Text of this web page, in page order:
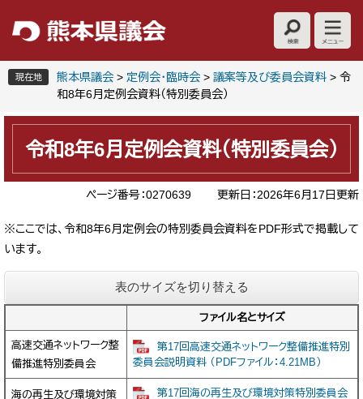
の
ー
現在地 熊本県議会 > 定例会・臨時会 > 議案等及び委員会資料 > 令
和8年6月定例会資料（特別委員会）
本
令和8年6月定例会資料（特別委員会）
ページ番号：0270639 更新日：2026年6月17日更新
※ここでは、令和8年6月定例会の特別委員会資料をPDF形式で掲載して
います。
表のサイズを切り替える
ファイル名とサイズ
高速交通ネットワーク整
備推進特別委員会
第17回高速交通ネットワーク整備推進特別
委員会説明資料 （PDFファイル：4.21MB）
海の再生及び環境対策
第17回海の再生及び環境対策特別委員会